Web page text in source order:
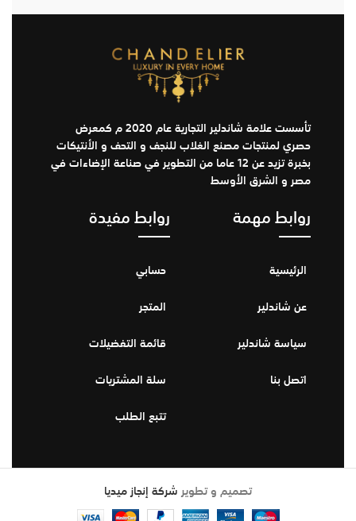
تأسست علامة شاندلير التجارية عام 2020 م كمعرض
حصري لمنتجات مصنع الغلاب للنجف و التحف و الأنتيكات
بخبرة تزيد عن 12 عاما من التطوير في صناعة الإضاءات في
مصر و الشرق الأوسط
روابط مهمة
الرئيسية
عن شاندلير
سياسة شاندلير
اتصل بنا
روابط مفيدة
حسابي
المتجر
قائمة التفضيلات
سلة المشتريات
تتبع الطلب
تصميم و تطويرشركة إنجاز ميديا